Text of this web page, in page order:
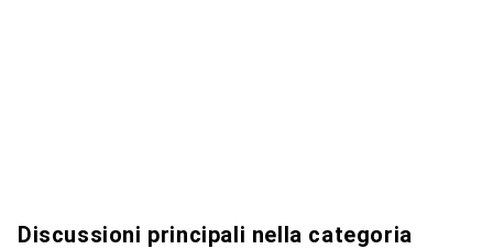
Discussioni principali nella categoria